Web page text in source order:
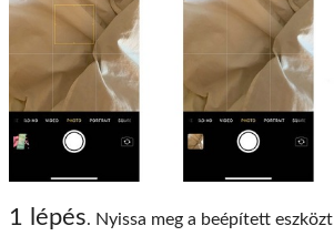
1 lépés. Nyissa meg a beépített eszközt